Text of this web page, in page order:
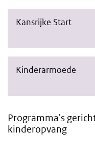
Kansrijke Start
Kinderarmoede
Programma's
kinderopvang